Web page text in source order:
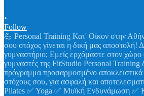
•
Follow
💪 Personal Training Κατ' Οίκον στην
σου στόχος γίνεται η δική μας αποστολή!
γυμναστήριο; Εμείς ερχόμαστε στον χώρο
γυμναστές της FitStudio Personal Training
πρόγραμμα προσαρμοσμένο αποκλειστικά
στόχους σου, για ασφαλή και
Pilates ✅ Yoga ✅ Μυϊκή Ενδυνάμωση ✅